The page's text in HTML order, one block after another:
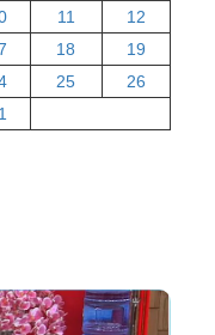
11
12
18
19
25
26